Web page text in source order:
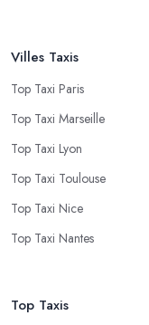
Villes Taxis
Top Taxi Paris
Top Taxi Marseille
Top Taxi Lyon
Top Taxi Toulouse
Top Taxi Nice
Top Taxi Nantes
Top Taxis